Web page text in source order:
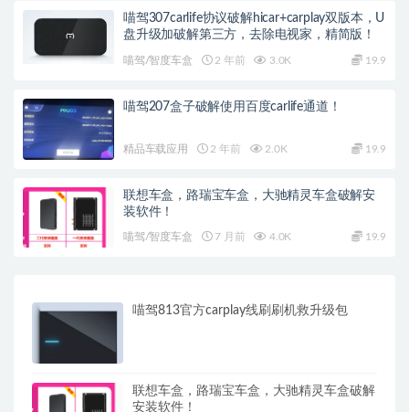
喵驾307carlife协议破解hicar+carplay双版本，U
盘升级加破解第三方，去除电视家，精简版！
喵驾/智度车盒 2 年前 3.0K 19.9
喵驾207盒子破解使用百度carlife通道！
精品车载应用 2 年前 2.0K 19.9
联想车盒，路瑞宝车盒，大驰精灵车盒破解安
装软件！
喵驾/智度车盒 7 月前 4.0K 19.9
喵驾813官方carplay线刷刷机救升级包
联想车盒，路瑞宝车盒，大驰精灵车盒破解
安装软件！